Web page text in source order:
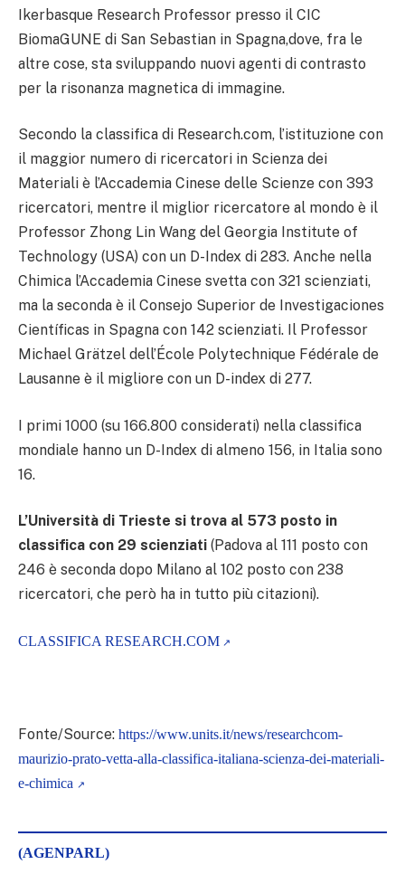
Ikerbasque Research Professor presso il CIC
BiomaGUNE di San Sebastian in Spagna,dove, fra le
altre cose, sta sviluppando nuovi agenti di contrasto
per la risonanza magnetica di immagine.
Secondo la classifica di Research.com, l’istituzione con
il maggior numero di ricercatori in Scienza dei
Materiali è l’Accademia Cinese delle Scienze con 393
ricercatori, mentre il miglior ricercatore al mondo è il
Professor Zhong Lin Wang del Georgia Institute of
Technology (USA) con un D-Index di 283. Anche nella
Chimica l’Accademia Cinese svetta con 321 scienziati,
ma la seconda è il Consejo Superior de Investigaciones
Científicas in Spagna con 142 scienziati. Il Professor
Michael Grätzel dell’École Polytechnique Fédérale de
Lausanne è il migliore con un D-index di 277.
I primi 1000 (su 166.800 considerati) nella classifica
mondiale hanno un D-Index di almeno 156, in Italia sono
16.
L’Università di Trieste si trova al 573 posto in
classifica con 29 scienziati (Padova al 111 posto con
246 è seconda dopo Milano al 102 posto con 238
ricercatori, che però ha in tutto più citazioni).
CLASSIFICA RESEARCH.COM
Fonte/Source: https://www.units.it/news/researchcom-
maurizio-prato-vetta-alla-classifica-italiana-scienza-dei-materiali-
e-chimica
(AGENPARL)